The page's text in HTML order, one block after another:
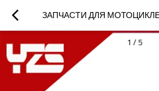
1 / 5